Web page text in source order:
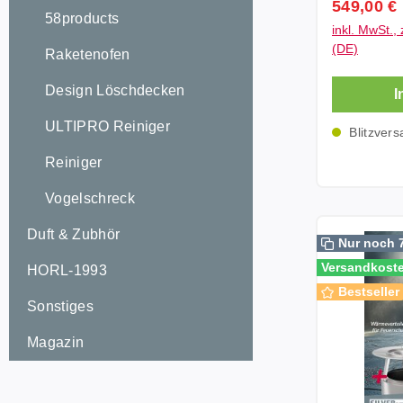
58products
Raketenofen
Design Löschdecken
ULTIPRO Reiniger
Reiniger
Vogelschreck
Duft & Zubhör
HORL-1993
Sonstiges
Magazin
Dieser
nicht nur
für
Surround
Garten
verleiht. Sicherheit trifft auf Design
Der Solo
deine
Nähe des
549,00 €
inkl. MwSt.,
(DE)
Nur noch
Bestseller